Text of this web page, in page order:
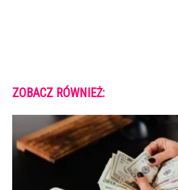
ZOBACZ RÓWNIEŻ: